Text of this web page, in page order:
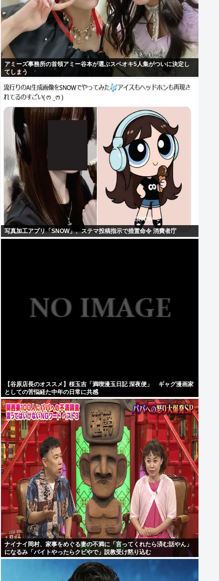
アミーズ事務所の首領アミー谷本が選ぶスペオキ5人集がついに決定し
てしまう
写真加工アプリ「SNOW」、ステマ投稿指示で措置命令 消費者庁
【谷原店長のオススメ】桜玉吉「満喫漫玉日記 深夜便」 ギャグ漫画家
としての苦悩経た中年の日常に共感
ナイナイ岡村、家事をめぐる妻の不満に「言ってくれたら済む話やん」
になるみ「バイトやったらクビやで」説教受け黙り込む